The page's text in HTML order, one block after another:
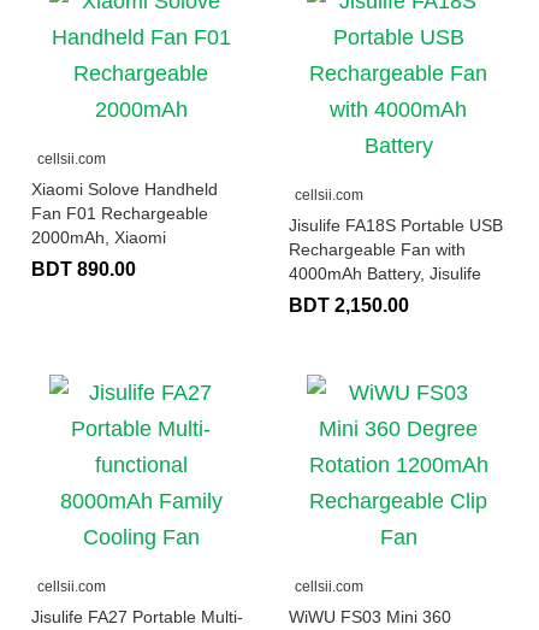
cellsii.com
Xiaomi Solove Handheld
Fan F01 Rechargeable
2000mAh, Xiaomi
BDT 890.00
cellsii.com
Jisulife FA18S Portable USB
Rechargeable Fan with
4000mAh Battery, Jisulife
BDT 2,150.00
cellsii.com
Jisulife FA27 Portable Multi-
cellsii.com
WiWU FS03 Mini 360